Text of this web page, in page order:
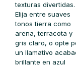
texturas divertidas.
Elija entre suaves
tonos tierra como
arena, terracota y
gris claro, o opte
un llamativo
brillante en azul